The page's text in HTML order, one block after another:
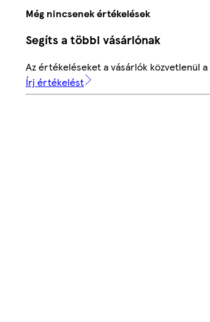
Még nincsenek értékelések
Segíts a többi vásárlónak
Az értékeléseket a vásárlók közvetlenül
Írj értékelést